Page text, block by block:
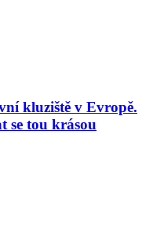
kluziště v Evropě.
se tou krásou